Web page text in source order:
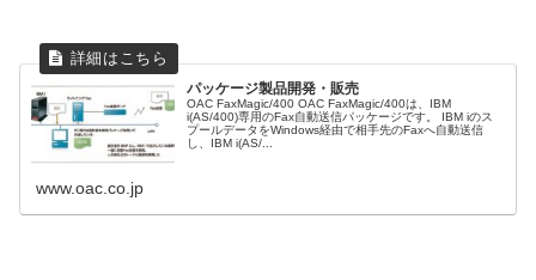
パッケージ製品開発・販売
OAC FaxMagic/400 OAC FaxMagic/400は、IBM
i(AS/400)専用のFax自動送信パッケージです。 IBM iのス
プールデータをWindows経由で相手先のFaxへ自動送信
し、IBM i(AS/...
www.oac.co.jp